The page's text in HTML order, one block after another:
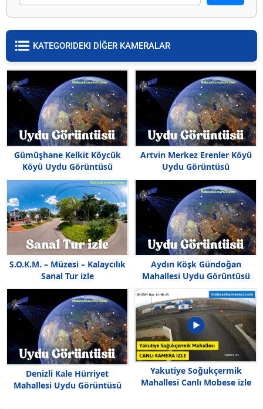
KATEGORIDEKI DİĞER KAMERALAR
Gümüşhane Kelkit Köycük
Köyü Uydu Görüntüsü
Artvin Merkez Erenler Köyü
Uydu Görüntüsü
S.O.K.M. – Müzesi – Kalaycılık
Sanal Tur izle
Aydın Köşk Gündoğan
Mahallesi Uydu Görüntüsü
Denizli Kale Hürriyet
Mahallesi Uydu Görüntüsü
Yakutiye Soğukçermik
Mahallesi Canlı Mobese izle